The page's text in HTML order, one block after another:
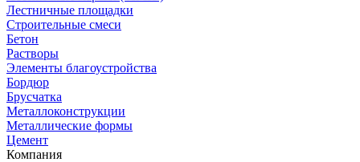
Лестничные площадки
Строительные смеси
Бетон
Растворы
Элементы благоустройства
Бордюр
Брусчатка
Металлоконструкции
Металлические формы
Цемент
Компания